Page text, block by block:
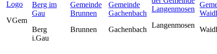
VGem
Berg
i.Gau
Brunnen Gachenbach
Langenmosen